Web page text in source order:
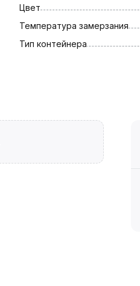
Цвет
Температура замерзания
Тип контейнера